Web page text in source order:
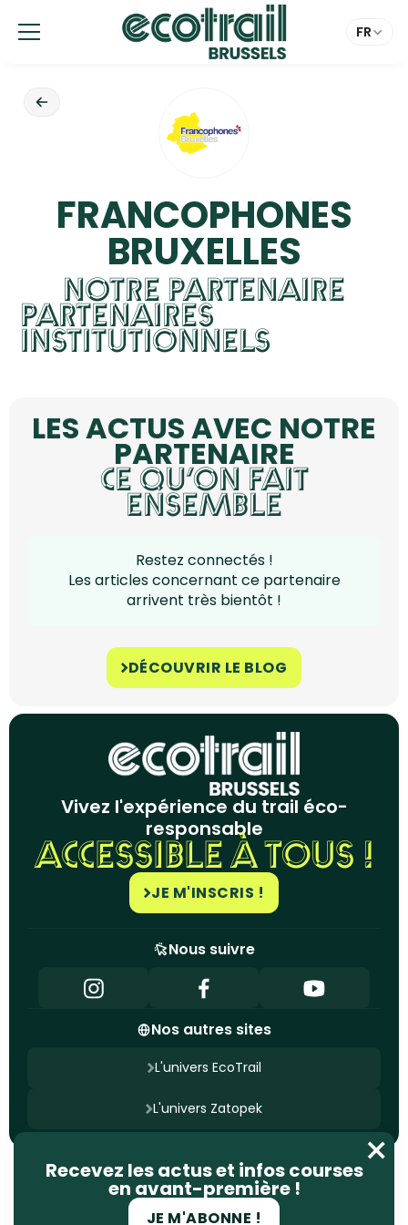
Panneau de gestion des cookies
FR
FRANCOPHONES
BRUXELLES
NOTRE PARTENAIRE
PARTENAIRES
INSTITUTIONNELS
LES ACTUS AVEC NOTRE
PARTENAIRE
CE QU’ON FAIT
ENSEMBLE
Restez connectés !
Les articles concernant ce partenaire
arrivent très bientôt !
DÉCOUVRIR LE BLOG
Vivez l'expérience du trail éco-
responsable
ACCESSIBLE À TOUS !
JE M'INSCRIS !
Nous suivre
Nos autres sites
L'univers EcoTrail
L'univers Zatopek
Mentions légales
Politique de confidentialité
Gestion des cookies
Site conçu parAgeelity
Recevez les actus et infos courses
en avant-première !
JE M'ABONNE !